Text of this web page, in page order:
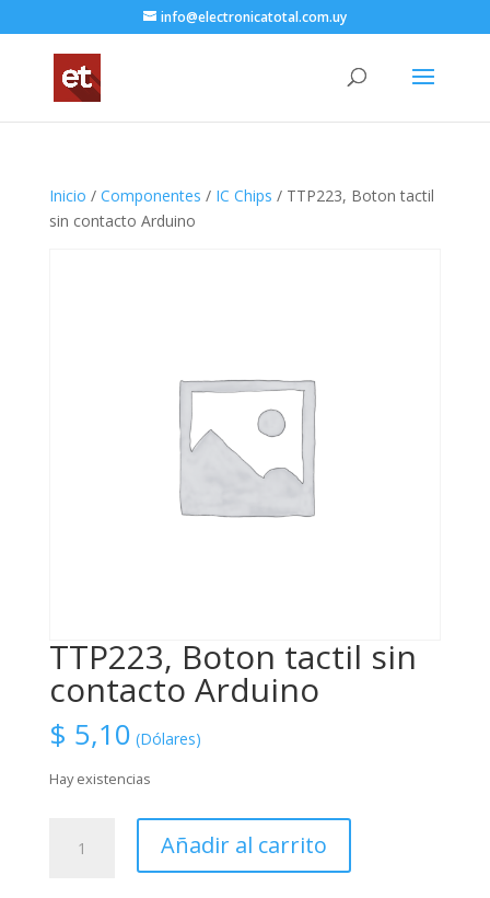
info@electronicatotal.com.uy
Inicio / Componentes / IC Chips / TTP223, Boton tactil
sin contacto Arduino
TTP223, Boton tactil sin
contacto Arduino
$ 5,10 (Dólares)
Hay existencias
Boton
Añadir al carrito